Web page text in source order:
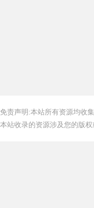
免责声明:本站所有资源均收
本站收录的资源涉及您的版